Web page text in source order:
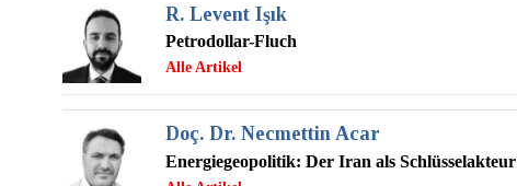
R. Levent Işık
Petrodollar-Fluch
Doç. Dr. Necmettin Acar
Energiegeopolitik: Der Iran als Schlüsselakteur